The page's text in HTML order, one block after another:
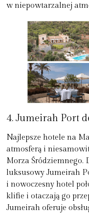
w niepowtarzalnej
4. Jumeirah Port
Najlepsze hotele na
atmosferą i
Morza Śródziemnego.
luksusowy Jumeirah
i nowoczesny hotel
klifie i otaczają go
Jumeirah oferuje